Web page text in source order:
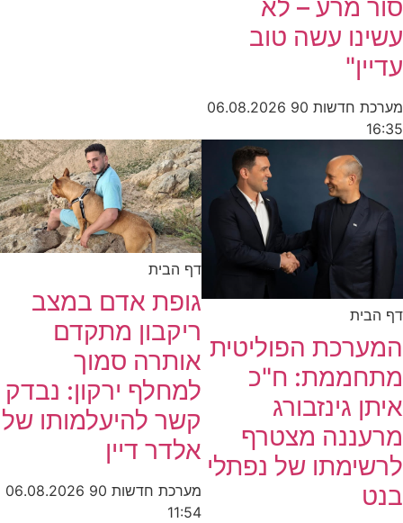
סור מרע – לא
עשינו עשה טוב
עדיין"
מערכת חדשות 90
06.08.2026
16:35
דף הבית
המערכת הפוליטית
מתחממת: ח"כ
איתן גינזבורג
מרעננה מצטרף
לרשימתו של נפתלי
בנט
דף הבית
גופת אדם במצב
ריקבון מתקדם
אותרה סמוך
למחלף ירקון: נבדק
קשר להיעלמותו של
אלדר דיין
מערכת חדשות 90
06.08.2026
11:54